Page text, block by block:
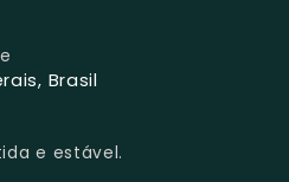
Brasil
e estável.